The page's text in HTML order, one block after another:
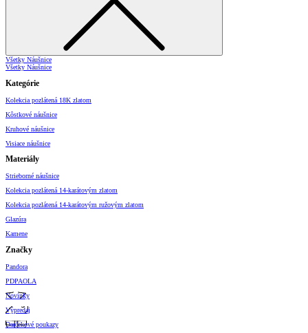
Všetky Náušnice
Všetky Náušnice
Kategórie
Kolekcia pozlátená 18K zlatom
Kôstkové náušnice
Kruhové náušnice
Visiace náušnice
Materiály
Strieborné náušnice
Kolekcia pozlátená 14-karátovým zlatom
Kolekcia pozlátená 14-karátovým ružovým zlatom
Glazúra
Kamene
Značky
Pandora
PDPAOLA
Novinky
Výpredaj
Darčekové poukazy